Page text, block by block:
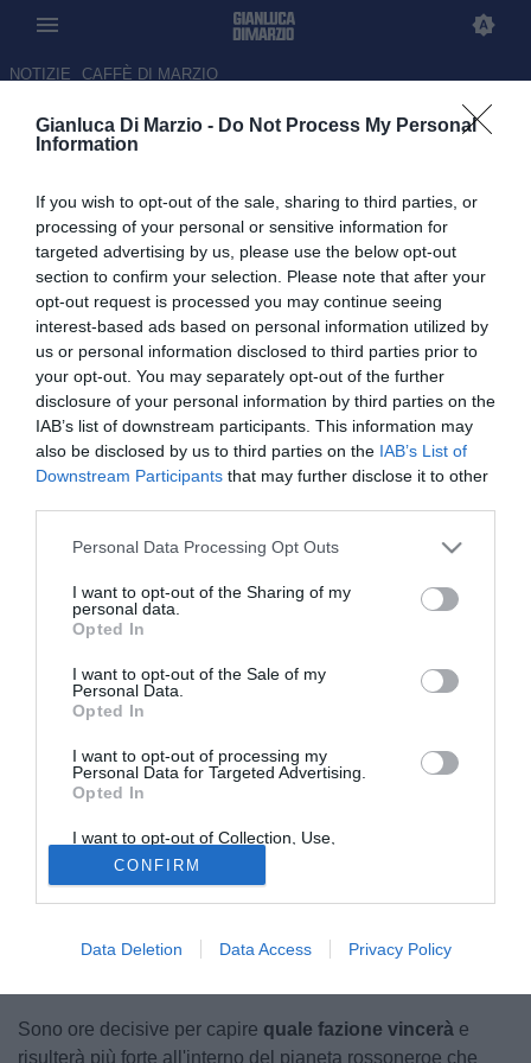
Gianluca Di Marzio - Do Not Process My Personal
Information
If you wish to opt-out of the sale, sharing to third parties, or
processing of your personal or sensitive information for
targeted advertising by us, please use the below opt-out
section to confirm your selection. Please note that after your
opt-out request is processed you may continue seeing
interest-based ads based on personal information utilized by
us or personal information disclosed to third parties prior to
your opt-out. You may separately opt-out of the further
disclosure of your personal information by third parties on the
IAB’s list of downstream participants. This information may
also be disclosed by us to third parties on the IAB’s List of
Downstream Participants that may further disclose it to other
Personal Data Processing Opt Outs
I want to opt-out of the Sharing of my
personal data.
Opted In
I want to opt-out of the Sale of my
Personal Data.
Opted In
I want to opt-out of processing my
Personal Data for Targeted Advertising.
Opted In
I want to opt-out of Collection, Use,
Retention, Sale, and/or Sharing of my
Personal Data that Is Unrelated with the
Purposes for which it was collected.
Opted Out
CONFIRM
Data Deletion Data Access Privacy Policy
NOTIZIE CAFFÈ DI MARZIO
Il Milan ripartirà senza Tare. E
il futuro
15.05.2026 11:00 di Gianluca Di Marzio
Nella puntata di questa mattina del Caffè di Marzio si parla di
Milan: il futuro del ds Igli Tare e di Massimiliano Allegri
© foto di www.imagephotoagency.it
Ha parlato Cardinale(QUI LE PAROLE)
qualcosa. Almeno leggere, se non sentire dalla sua voce le
mano la situazione
e forse, per la prima volta, cercare di
Sono ore decisive per capire quale fazione vincerà e
risulterà più forte all'interno del pianeta rossoneroe che